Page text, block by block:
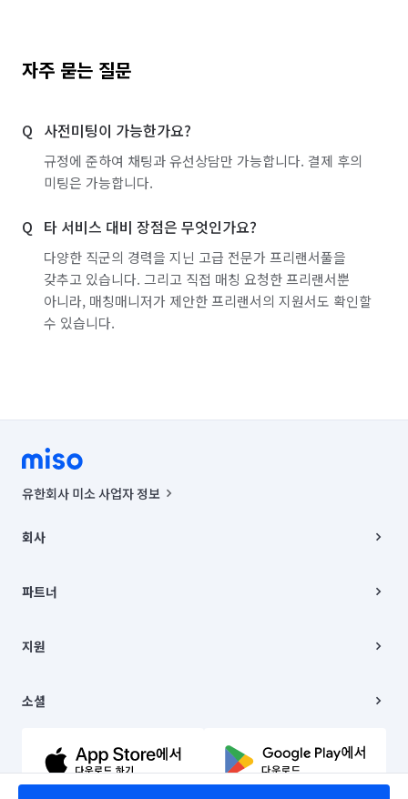
자주 묻는 질문
사전미팅이 가능한가요?
규정에 준하여 채팅과 유선상담만 가능합니다. 결제 후의
미팅은 가능합니다.
타 서비스 대비 장점은 무엇인가요?
다양한 직군의 경력을 지닌 고급 전문가 프리랜서풀을
갖추고 있습니다. 그리고 직접 매칭 요청한 프리랜서뿐
아니라, 매칭매니저가 제안한 프리랜서의 지원서도 확인할
수 있습니다.
유한회사 미소 사업자 정보
00019 |
주소 | 본사: 서울특별시 종로구 율곡로 6(중학동, 트윈트리빌딩) B동 5층
컨택센터 : 서울특별시 종로구 수송동 율곡로 24, 7층, 8층 미소
상품, 상품정보, 거래에 관한 의무와 책임은 거래당사자에게 있습니다.
언론 보도 관련 문의:
© 유한회사 미소. Miso, Inc. All Rights Reserved.
회사
채용
파트너
이사
지원
이용약관
문의하기
소셜
유튜브